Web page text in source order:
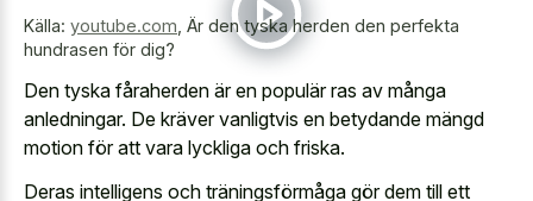
Källa: youtube.com Är den tyska herden den perfekta
hundrasen för dig?
Den tyska fåraherden är en populär ras av många
anledningar. De kräver vanligtvis en betydande mängd
motion för att vara lyckliga och friska.
Deras intelligens och träningsförmåga gör dem till ett